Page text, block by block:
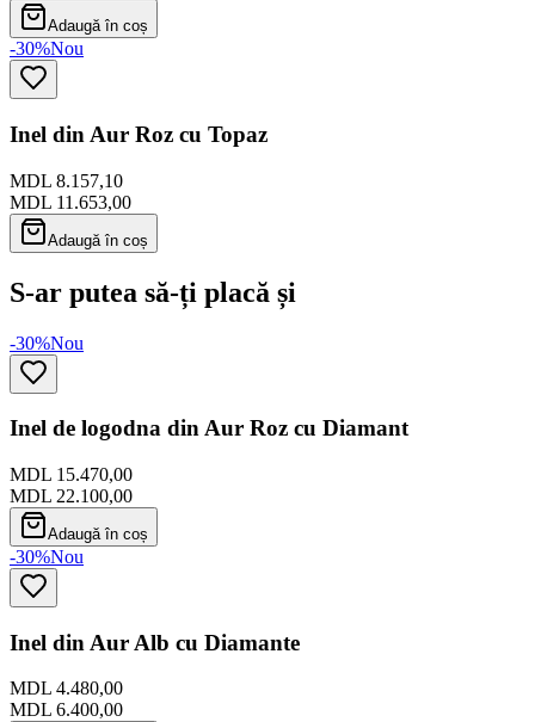
Adaugă în coș
-30%Nou
Inel din Aur Roz cu Topaz
MDL 8.157,10
MDL 11.653,00
Adaugă în coș
S-ar putea să-ți placă și
-30%Nou
Inel de logodna din Aur Roz cu Diamant
MDL 15.470,00
MDL 22.100,00
Adaugă în coș
-30%Nou
Inel din Aur Alb cu Diamante
MDL 4.480,00
MDL 6.400,00